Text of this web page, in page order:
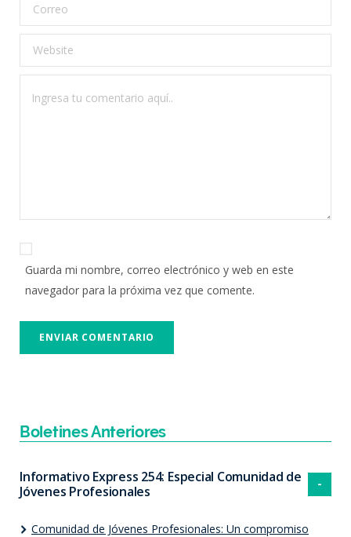
Guarda mi nombre, correo electrónico y web en este
navegador para la próxima vez que comente.
Boletines Anteriores
Informativo Express 254: Especial Comunidad de
Jóvenes Profesionales
Comunidad de Jóvenes Profesionales: Un compromiso